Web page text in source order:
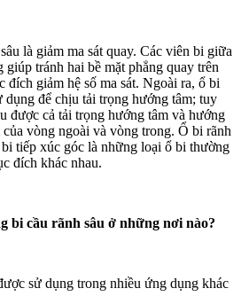
là giảm ma sát quay. Các viên bi giữa
tránh hai bề mặt phẳng quay trên
đích giảm hệ số ma sát. Ngoài ra, ổ bi
dụng để chịu tải trọng hướng tâm; tuy
được cả tải trọng hướng tâm và hướng
của vòng ngoài và vòng trong. Ổ bi rãnh
tiếp xúc góc là những loại ổ bi thường
đích khác nhau.
bi cầu rãnh sâu ở những nơi nào?
sử dụng trong nhiều ứng dụng khác